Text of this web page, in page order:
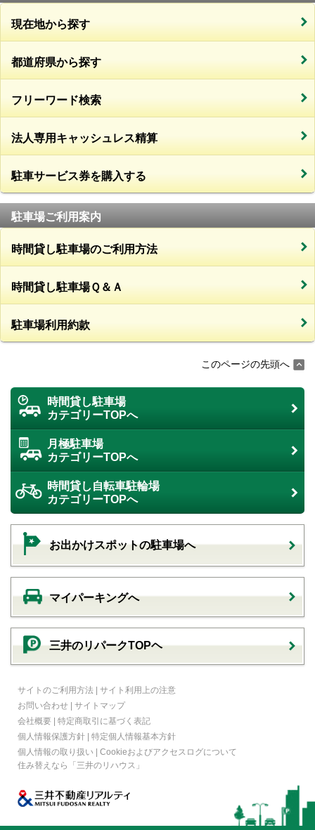
現在地から探す
都道府県から探す
フリーワード検索
法人専用キャッシュレス精算
駐車サービス券を購入する
駐車場ご利用案内
時間貸し駐車場のご利用方法
時間貸し駐車場Ｑ＆Ａ
駐車場利用約款
このページの先頭へ
時間貸し駐車場
カテゴリーTOPへ
月極駐車場
カテゴリーTOPへ
時間貸し自転車駐輪場
カテゴリーTOPへ
お出かけスポットの駐車場へ
マイパーキングへ
三井のリパークTOPヘ
サイトのご利用方法 | サイト利用上の注意
お問い合わせ | サイトマップ
会社概要 | 特定商取引に基づく表記
個人情報保護方針 | 特定個人情報基本方針
個人情報の取り扱い | Cookieおよびアクセスログについて
住み替えなら
「三井のリハウス」